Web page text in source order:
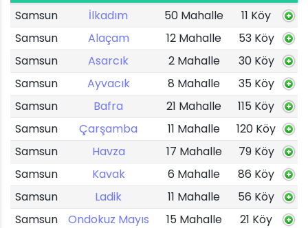
Samsun İlkadım 50 Mahalle
11 Köy
Samsun
Alaçam 12 Mahalle
53 Köy
Samsun
Asarcık 2 Mahalle
30 Köy
Samsun
Ayvacık 8 Mahalle
35 Köy
Samsun
Bafra 21 Mahalle
115 Köy
Samsun
Çarşamba 11 Mahalle
120 Köy
Samsun
Havza 17 Mahalle
79 Köy
Samsun
Kavak 6 Mahalle
86 Köy
Samsun
Ladik 11 Mahalle
56 Köy
Samsun
Ondokuz Mayıs 15 Mahalle
21 Köy